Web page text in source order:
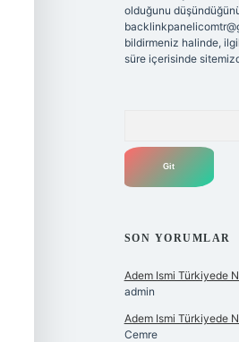
olduğunu
bildirmeniz halinde,
süre içerisinde
SON YORUMLAR
Adem Ismi Türkiyede
admin
Adem Ismi Türkiyede
Cemre